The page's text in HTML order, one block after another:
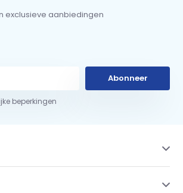
exclusieve aanbiedingen
Abonneer
beperkingen